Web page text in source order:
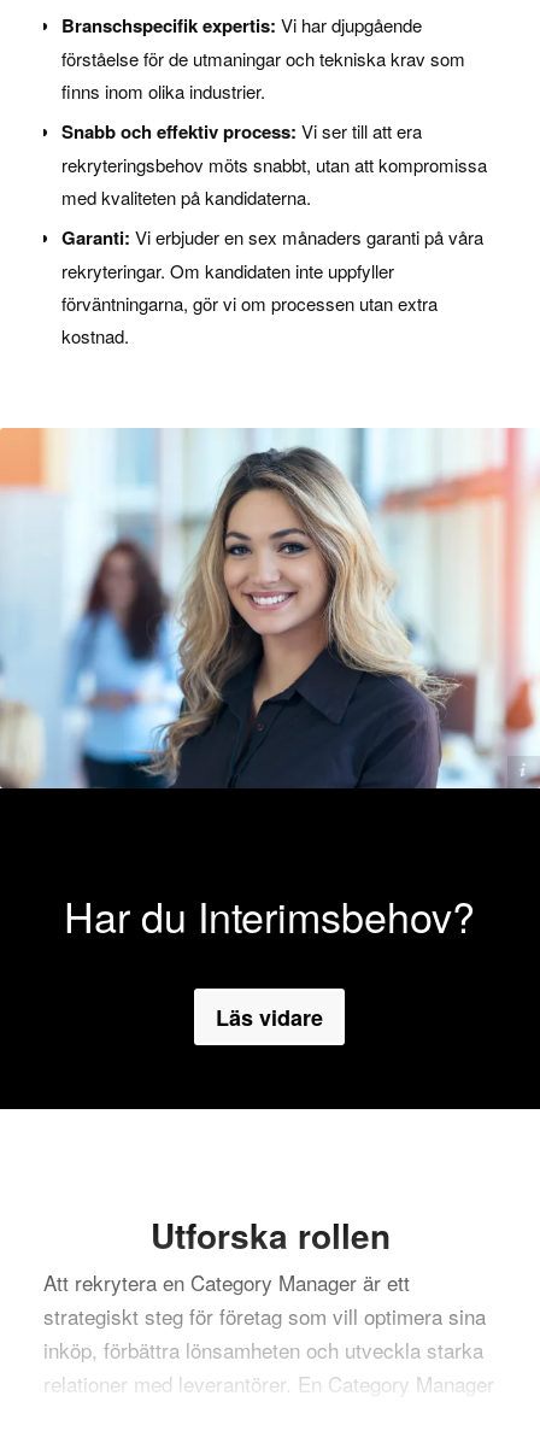
Branschspecifik expertis: Vi har djupgående
förståelse för de utmaningar och tekniska krav som
finns inom olika industrier.
Snabb och effektiv process: Vi ser till att era
rekryteringsbehov möts snabbt, utan att kompromissa
med kvaliteten på kandidaterna.
Garanti: Vi erbjuder en sex månaders garanti på våra
rekryteringar. Om kandidaten inte uppfyller
förväntningarna, gör vi om processen utan extra
kostnad.
Addilon
Har du Interimsbehov?
Läs vidare
Utforska rollen
Att rekrytera en Category Manager är ett
strategiskt steg för företag som vill optimera sina
inköp, förbättra lönsamheten och utveckla starka
relationer med leverantörer. En Category Manager